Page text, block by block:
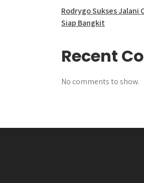
Rodrygo Sukses Jalani
Siap Bangkit
Recent
No comments to show.